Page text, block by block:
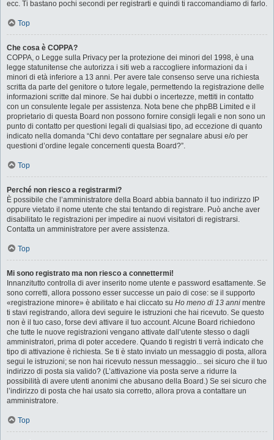
ecc. Ti bastano pochi secondi per registrarti e quindi ti raccomandiamo di farlo.
Top
Che cosa è COPPA?
COPPA, o Legge sulla Privacy per la protezione dei minori del 1998, è una
legge statunitense che autorizza i siti web a raccogliere informazioni da i
minori di età inferiore a 13 anni. Per avere tale consenso serve una richiesta
scritta da parte del genitore o tutore legale, permettendo la registrazione delle
informazioni scritte dal minore. Se hai dubbi o incertezze, mettiti in contatto
con un consulente legale per assistenza. Nota bene che phpBB Limited e il
proprietario di questa Board non possono fornire consigli legali e non sono un
punto di contatto per questioni legali di qualsiasi tipo, ad eccezione di quanto
indicato nella domanda “Chi devo contattare per segnalare abusi e/o per
questioni d’ordine legale concernenti questa Board?”.
Top
Perché non riesco a registrarmi?
È possibile che l’amministratore della Board abbia bannato il tuo indirizzo IP
oppure vietato il nome utente che stai tentando di registrare. Può anche aver
disabilitato le registrazioni per impedire ai nuovi visitatori di registrarsi.
Contatta un amministratore per avere assistenza.
Top
Mi sono registrato ma non riesco a connettermi!
Innanzitutto controlla di aver inserito nome utente e password esattamente. Se
sono corretti, allora possono esser successe un paio di cose: se il supporto
«registrazione minore» è abilitato e hai cliccato su Ho meno di 13 anni mentre
ti stavi registrando, allora devi seguire le istruzioni che hai ricevuto. Se questo
non è il tuo caso, forse devi attivare il tuo account. Alcune Board richiedono
che tutte le nuove registrazioni vengano attivate dall’utente stesso o dagli
amministratori, prima di poter accedere. Quando ti registri ti verrà indicato che
tipo di attivazione è richiesta. Se ti è stato inviato un messaggio di posta, allora
segui le istruzioni; se non hai ricevuto nessun messaggio... sei sicuro che il tuo
indirizzo di posta sia valido? (L’attivazione via posta serve a ridurre la
possibilità di avere utenti anonimi che abusano della Board.) Se sei sicuro che
l’indirizzo di posta che hai usato sia corretto, allora prova a contattare un
amministratore.
Top